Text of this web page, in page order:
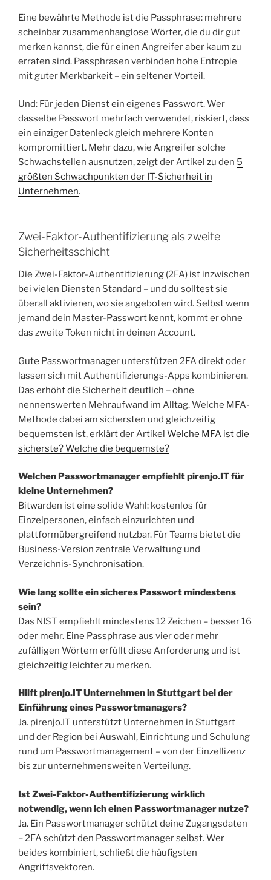
Eine bewährte Methode ist die Passphrase: mehrere
scheinbar zusammenhanglose Wörter, die du dir gut
merken kannst, die für einen Angreifer aber kaum zu
erraten sind. Passphrasen verbinden hohe Entropie
mit guter Merkbarkeit – ein seltener Vorteil.
Und: Für jeden Dienst ein eigenes Passwort. Wer
dasselbe Passwort mehrfach verwendet, riskiert, dass
ein einziger Datenleck gleich mehrere Konten
kompromittiert. Mehr dazu, wie Angreifer solche
Schwachstellen ausnutzen, zeigt der Artikel zu den 5
größten Schwachpunkten der IT-Sicherheit in
Unternehmen.
Zwei-Faktor-Authentifizierung als zweite
Sicherheitsschicht
Die Zwei-Faktor-Authentifizierung (2FA) ist inzwischen
bei vielen Diensten Standard – und du solltest sie
überall aktivieren, wo sie angeboten wird. Selbst wenn
jemand dein Master-Passwort kennt, kommt er ohne
das zweite Token nicht in deinen Account.
Gute Passwortmanager unterstützen 2FA direkt oder
lassen sich mit Authentifizierungs-Apps kombinieren.
Das erhöht die Sicherheit deutlich – ohne
nennenswerten Mehraufwand im Alltag. Welche MFA-
Methode dabei am sichersten und gleichzeitig
bequemsten ist, erklärt der Artikel Welche MFA ist die
sicherste? Welche die bequemste?
Welchen Passwortmanager empfiehlt pirenjo.IT für
kleine Unternehmen?
Bitwarden ist eine solide Wahl: kostenlos für
Einzelpersonen, einfach einzurichten und
plattformübergreifend nutzbar. Für Teams bietet die
Business-Version zentrale Verwaltung und
Verzeichnis-Synchronisation.
Wie lang sollte ein sicheres Passwort mindestens
sein?
Das NIST empfiehlt mindestens 12 Zeichen – besser 16
oder mehr. Eine Passphrase aus vier oder mehr
zufälligen Wörtern erfüllt diese Anforderung und ist
gleichzeitig leichter zu merken.
Hilft pirenjo.IT Unternehmen in Stuttgart bei der
Einführung eines Passwortmanagers?
Ja. pirenjo.IT unterstützt Unternehmen in Stuttgart
und der Region bei Auswahl, Einrichtung und Schulung
rund um Passwortmanagement – von der Einzellizenz
bis zur unternehmensweiten Verteilung.
Ist Zwei-Faktor-Authentifizierung wirklich
notwendig, wenn ich einen Passwortmanager nutze?
Ja. Ein Passwortmanager schützt deine Zugangsdaten
– 2FA schützt den Passwortmanager selbst. Wer
beides kombiniert, schließt die häufigsten
Angriffsvektoren.